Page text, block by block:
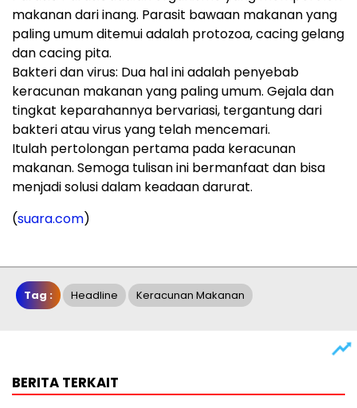
makanan dari inang. Parasit bawaan makanan yang
paling umum ditemui adalah protozoa, cacing gelang
dan cacing pita.
Bakteri dan virus: Dua hal ini adalah penyebab
keracunan makanan yang paling umum. Gejala dan
tingkat keparahannya bervariasi, tergantung dari
bakteri atau virus yang telah mencemari.
Itulah pertolongan pertama pada keracunan
makanan. Semoga tulisan ini bermanfaat dan bisa
menjadi solusi dalam keadaan darurat.
(suara.com)
Tag : Headline Keracunan Makanan
BERITA TERKAIT